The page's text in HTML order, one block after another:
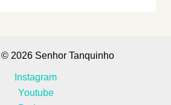
2026 Senhor Tanquinho
Instagram
Youtube